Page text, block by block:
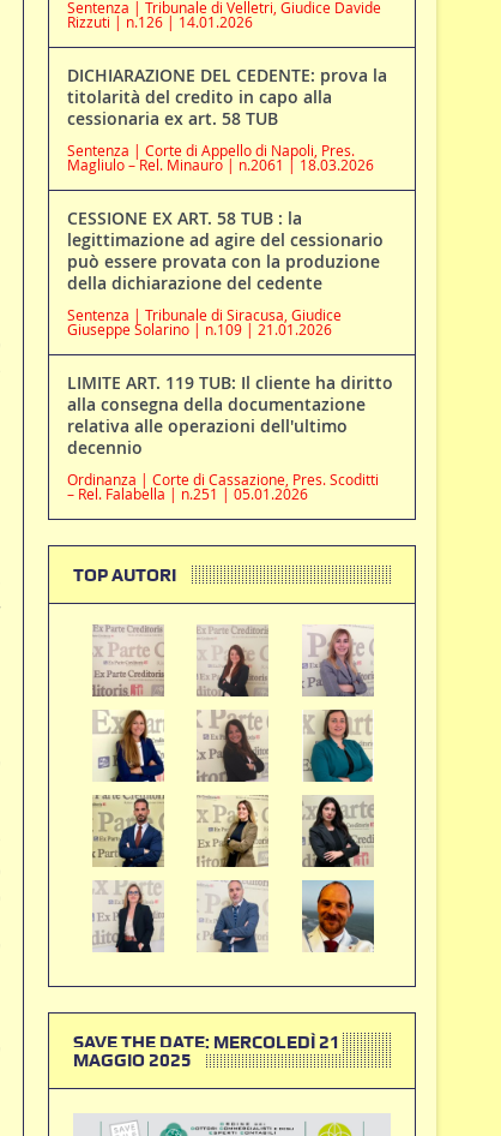
Sentenza | Tribunale di Velletri, Giudice Davide
Rizzuti | n.126 | 14.01.2026
DICHIARAZIONE DEL CEDENTE: prova la
titolarità del credito in capo alla
cessionaria ex art. 58 TUB
Sentenza | Corte di Appello di Napoli, Pres.
Magliulo – Rel. Minauro | n.2061 | 18.03.2026
CESSIONE EX ART. 58 TUB : la
legittimazione ad agire del cessionario
può essere provata con la produzione
della dichiarazione del cedente
Sentenza | Tribunale di Siracusa, Giudice
Giuseppe Solarino | n.109 | 21.01.2026
LIMITE ART. 119 TUB: Il cliente ha diritto
alla consegna della documentazione
relativa alle operazioni dell'ultimo
decennio
Ordinanza | Corte di Cassazione, Pres. Scoditti
– Rel. Falabella | n.251 | 05.01.2026
TOP AUTORI
SAVE THE DATE: MERCOLEDÌ 21
MAGGIO 2025